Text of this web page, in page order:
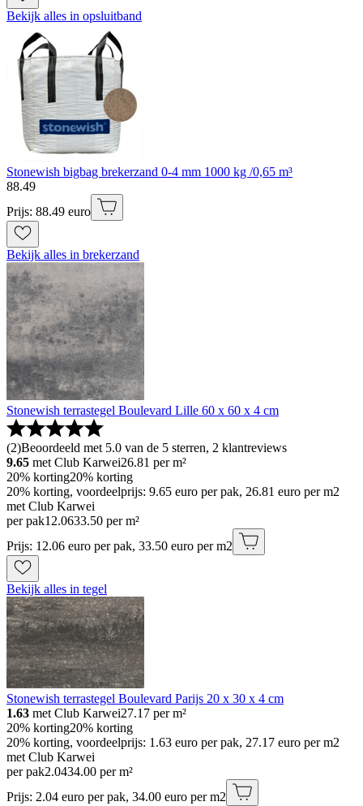
Bekijk alles in opsluitband
Stonewish bigbag brekerzand 0-4 mm 1000 kg /0,65 m³
88.49
Prijs: 88.49 euro
Bekijk alles in brekerzand
Stonewish terrastegel Boulevard Lille 60 x 60 x 4 cm
(2)Beoordeeld met 5.0 van de 5 sterren, 2 klantreviews
9.65 met Club Karwei26.81 per m²
20% korting20% korting
20% korting, voordeelprijs: 9.65 euro per pak, 26.81 euro per m2
met Club Karwei
per pak12.0633.50 per m²
Prijs: 12.06 euro per pak, 33.50 euro per m2
Bekijk alles in tegel
Stonewish terrastegel Boulevard Parijs 20 x 30 x 4 cm
1.63 met Club Karwei27.17 per m²
20% korting20% korting
20% korting, voordeelprijs: 1.63 euro per pak, 27.17 euro per m2
met Club Karwei
per pak2.0434.00 per m²
Prijs: 2.04 euro per pak, 34.00 euro per m2